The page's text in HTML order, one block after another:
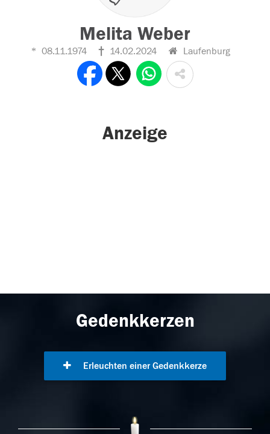
Melita Weber
08.11.1974 14.02.2024 Laufenburg
Anzeige
Gedenkkerzen
Erleuchten einer Gedenkkerze